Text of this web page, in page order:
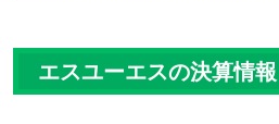
エスユーエスの決算情報